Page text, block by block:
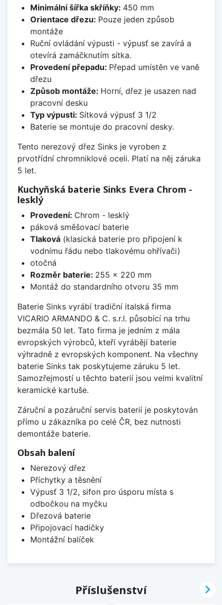
Minimální šířka skříňky: 450 mm
Orientace dřezu: Pouze jeden způsob
montáže
Ruční ovládání výpusti - výpusť se zavírá a
otevírá zamáčknutím sítka.
Provedení přepadu: Přepad umístěn ve vaně
dřezu
Způsob montáže: Horní, dřez je usazen nad
pracovní desku
Typ výpusti: Sítková výpusť 3 1/2
Baterie se montuje do pracovní desky.
Tento nerezový dřez Sinks je vyroben z
prvotřídní chromniklové oceli. Platí na něj záruka
5 let.
Kuchyňská baterie Sinks Evera Chrom -
lesklý
Provedení: Chrom - lesklý
páková směšovací baterie
Tlaková(klasická baterie pro připojení k
vodnímu řádu nebo tlakovému ohřívači)
otočná
Rozměr baterie: 255 x 220 mm
Montáž do standardního otvoru 35 mm
Baterie Sinks vyrábí tradiční italská firma
VICARIO ARMANDO & C. s.r.l. působící na trhu
bezmála 50 let. Tato firma je jedním z mála
evropských výrobců, kteří vyrábějí baterie
výhradně z evropských komponent. Na všechny
baterie Sinks tak poskytujeme záruku 5 let.
Samozřejmostí u těchto baterií jsou velmi kvalitní
keramické kartuše.
Záruční a pozáruční servis baterií je poskytován
přímo u zákazníka po celé ČR, bez nutnosti
demontáže baterie.
Obsah balení
Nerezový dřez
Příchytky a těsnění
Výpusť 3 1/2, sifon pro úsporu místa s
odbočkou na myčku
Dřezová baterie
Připojovací hadičky
Montážní balíček
Příslušenství 